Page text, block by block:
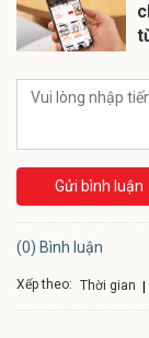
Gửi bình luận
(0) Bình luận
Xếp theo: Thời gian